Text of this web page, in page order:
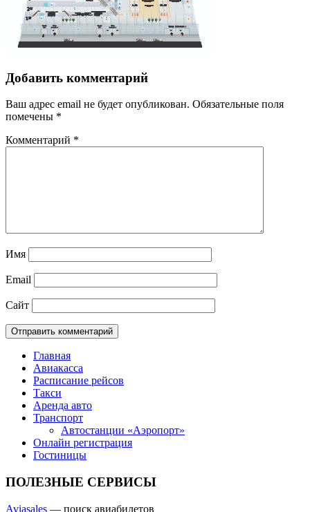
Добавить комментарий
Ваш адрес email не будет опубликован. Обязательные поля
помечены *
Комментарий *
Имя
Email
Сайт
Главная
Авиакасса
Расписание рейсов
Такси
Аренда авто
Транспорт
Автостанции «Аэропорт»
Онлайн регистрация
Гостиницы
ПОЛЕЗНЫЕ СЕРВИСЫ
Aviasales — поиск авиабилетов